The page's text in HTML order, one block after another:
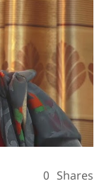
0 Shares